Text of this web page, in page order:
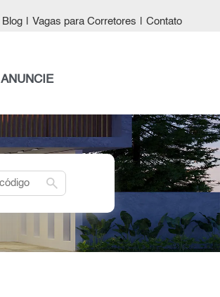
Blog Vagas para Corretores Contato
ANUNCIE
search